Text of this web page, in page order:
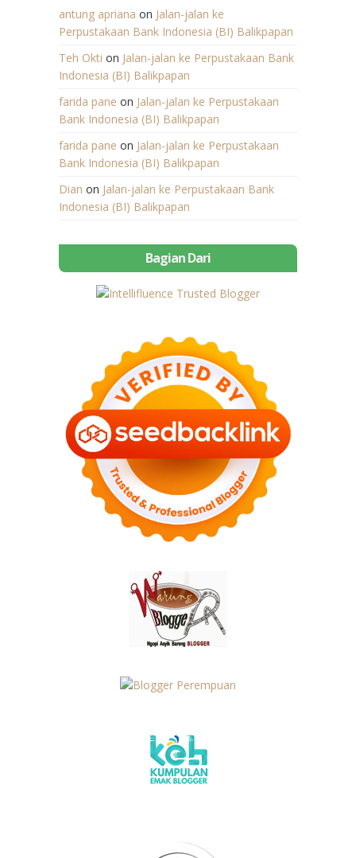
antung apriana on Jalan-jalan ke
Perpustakaan Bank Indonesia (BI) Balikpapan
Teh Okti on Jalan-jalan ke Perpustakaan Bank
Indonesia (BI) Balikpapan
farida pane on Jalan-jalan ke Perpustakaan
Bank Indonesia (BI) Balikpapan
farida pane on Jalan-jalan ke Perpustakaan
Bank Indonesia (BI) Balikpapan
Dian on Jalan-jalan ke Perpustakaan Bank
Indonesia (BI) Balikpapan
Bagian Dari